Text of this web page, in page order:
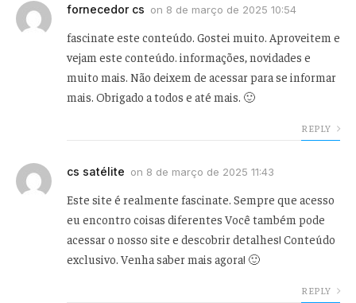
fornecedor cs on 8 de março de 2025 10:54
fascinate este conteúdo. Gostei muito. Aproveitem e
vejam este conteúdo. informações, novidades e
muito mais. Não deixem de acessar para se informar
mais. Obrigado a todos e até mais. 🙂
REPLY
cs satélite on 8 de março de 2025 11:43
Este site é realmente fascinate. Sempre que acesso
eu encontro coisas diferentes Você também pode
acessar o nosso site e descobrir detalhes! Conteúdo
exclusivo. Venha saber mais agora! 🙂
REPLY